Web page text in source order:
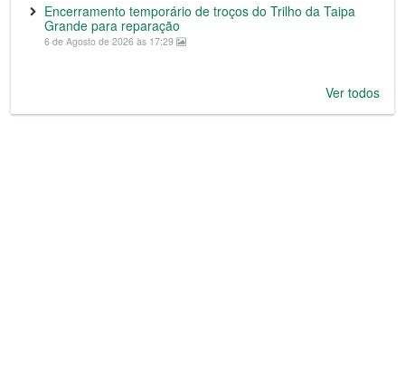
Encerramento temporário de troços do Trilho da Taipa
Grande para reparação
6 de Agosto de 2026 às 17:29
Ver todos